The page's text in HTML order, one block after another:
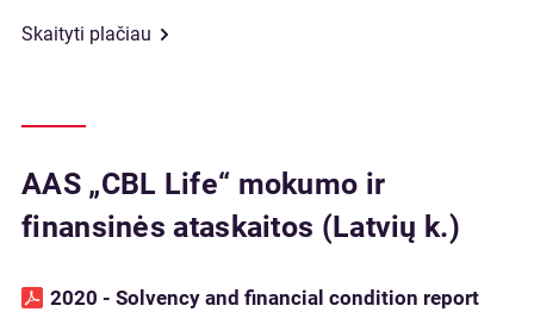
Skaityti plačiau
AAS „CBL Life“ mokumo ir
finansinės ataskaitos (Latvių k.)
2020 - Solvency and financial condition report